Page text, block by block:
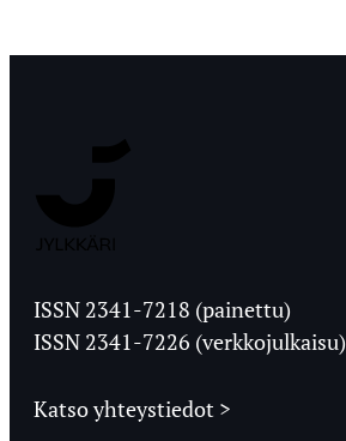
Ylioppilaslehti
ISSN 2341-7218 (painettu)
ISSN 2341-7226 (verkkojulkaisu)
Katso yhteystiedot >